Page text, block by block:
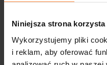
Niniejsza strona
Wykorzystujemy pliki
i reklam, aby oferować